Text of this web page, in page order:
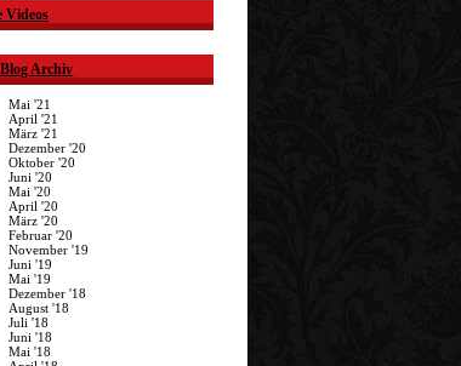
Videos
Archiv
Mai '21
April '21
März '21
Dezember '20
Oktober '20
Juni '20
Mai '20
April '20
März '20
Februar '20
November '19
Juni '19
Mai '19
Dezember '18
August '18
Juli '18
Juni '18
Mai '18